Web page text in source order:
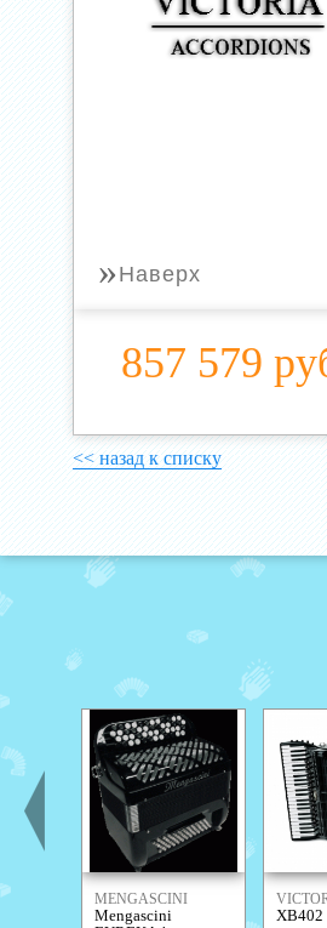
» Наверх
857 579
<< назад к списку
MENGASCINI
Mengascini
XB402